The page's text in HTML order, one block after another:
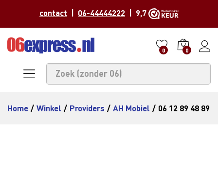
contact 06-44444222 | 9,7
0 0
Home / Winkel / Providers / AH Mobiel / 06 12 89 48 89